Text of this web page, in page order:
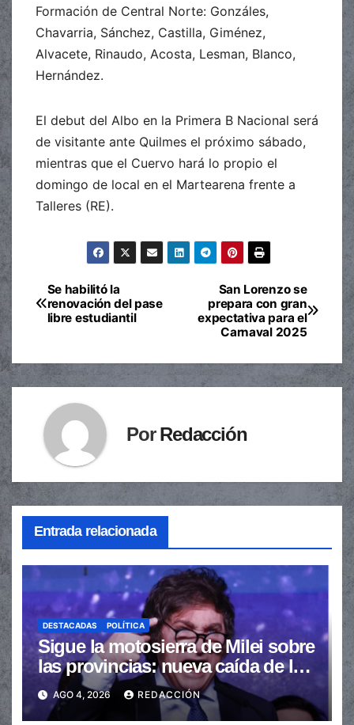
Formación de Central Norte: Gonzáles,
Chavarria, Sánchez, Castilla, Giménez,
Alvacete, Rinaudo, Acosta, Lesman, Blanco,
Hernández.
El debut del Albo en la Primera B Nacional será
de visitante ante Quilmes el próximo sábado,
mientras que el Cuervo hará lo propio el
domingo de local en el Martearena frente a
Talleres (RE).
Navegación
de
entradas
San Lorenzo se
prepara con gran
expectativa para el
Carnaval 2025
Se habilitó la
renovación del pase
libre estudiantil
PorRedacción
Entrada relacionada
DESTACADAS POLÍTICA
Sigue la motosierra de Milei sobre
las provincias: nueva caída de las
transferencias no automáticas
AGO 4, 2026 REDACCIÓN